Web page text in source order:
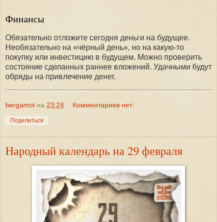
Финансы
Обязательно отложите сегодня деньги на будущее.
Необязательно на «чёрный день», но на какую-то
покупку или инвестицию в будущем. Можно проверить
состояние сделанных раннее вложений. Удачными будут
обряды на привлечение денег.
bergamot на 23:24 Комментариев нет:
Поделиться
Народный календарь на 29 февраля